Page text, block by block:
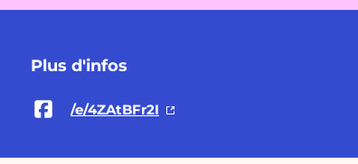
Plus d'infos
/e/4ZAtBFr2I